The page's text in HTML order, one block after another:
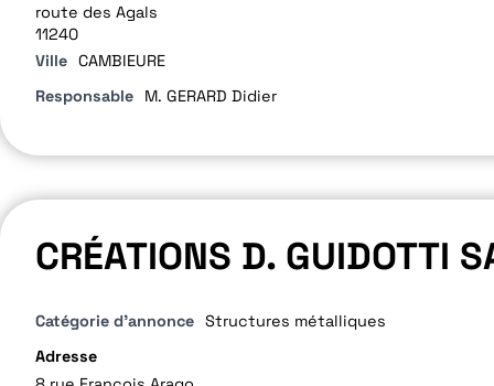
route des Agals
11240
Ville CAMBIEURE
Responsable
M. GERARD Didier
CRÉATIONS D. GUIDOTTI
Catégorie d'annonce Structures métalliques
Adresse